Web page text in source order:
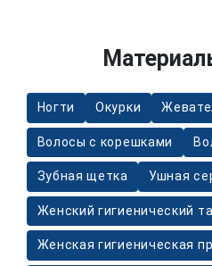
Ногти Окурки
Волосы с корешками
Зубная щетка Ушная
Женский гигиенический
Женская гигиеническая